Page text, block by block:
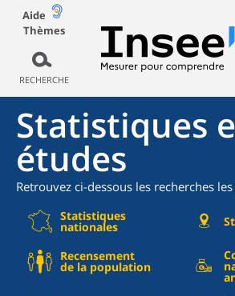
Aide
Thèmes
RECHERCHE
Statistiques
études
Retrouvez ci-dessous les recherches
Statistiques
nationales
Recensement
de la population